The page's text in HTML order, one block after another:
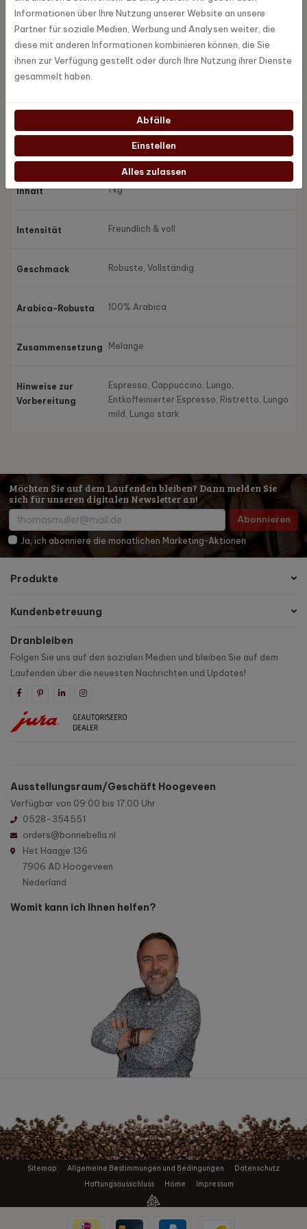
Kaffeemischung hinzugefügt werden, desto stärker wird der
Spezifikationen
Artikel Nummer Kb-1006
BonneBella
Inhalt 1 kg
Intensität Freundlich & voll
Geschmack Robuste, Vollständig
Arabica-Robusta 100% Arabica
Zusammensetzung Melange
Hinweise zur
Vorbereitung
Espresso, Cappuccino, Lungo,
Entkoffeinierter Espresso, Ristretto, Lungo
mild, Lungo stark
Möchten Sie auf dem Laufenden bleiben? Dann melden Sie
sich für unseren digitalen Newsletter an!
Abonnieren
Ja, ich abonniere die monatlichen Marketing-Aktionen
Produkte
Kundenbetreuung
Dranbleiben
Folgen Sie uns auf den sozialen Medien und bleiben Sie auf dem
Laufenden über die neuesten Nachrichten und Updates!
Ausstellungsraum/Geschäft Hoogeveen
Verfügbar von 09:00 bis 17:00 Uhr
0528-354551
orders@bonnebella.nl
Het Haagje 136
7906 AD Hoogeveen
Nederland
Womit kann ich Ihnen helfen?
Sitemap Allgemeine Bestimmungen und Bedingungen
Datenschutz
Haftungsausschluss
Home Impressum
Informationen über Ihre Nutzung unserer Website an unsere
Partner für soziale Medien, Werbung und Analysen weiter, die
diese mit anderen Informationen kombinieren können, die Sie
ihnen zur Verfügung gestellt oder durch Ihre Nutzung ihrer Dienste
gesammelt haben.
Abfälle
Einstellen
Alles zulassen